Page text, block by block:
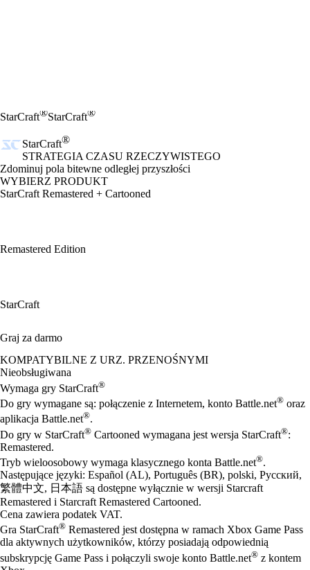
StarCraft®StarCraft®
StarCraft®
STRATEGIA CZASU RZECZYWISTEGO
Product Notification
Zdominuj pola bitewne odległej przyszłości
WYBIERZ PRODUKT
StarCraft Remastered + Cartooned
Remastered Edition
StarCraft
Graj za darmo
Available actions
KOMPATYBILNE Z URZ. PRZENOŚNYMI
Nieobsługiwana
Wymaga gry StarCraft®
Do gry wymagane są: połączenie z Internetem, konto Battle.net® oraz
aplikacja Battle.net®.
Do gry w StarCraft® Cartooned wymagana jest wersja StarCraft®:
Remastered.
Tryb wieloosobowy wymaga klasycznego konta Battle.net®.
Następujące języki: Español (AL), Português (BR), polski, Русский,
繁體中文, 日本語 są dostępne wyłącznie w wersji Starcraft
Remastered i Starcraft Remastered Cartooned.
Cena zawiera podatek VAT.
Gra StarCraft® Remastered jest dostępna w ramach Xbox Game Pass
dla aktywnych użytkowników, którzy posiadają odpowiednią
subskrypcję Game Pass i połączyli swoje konto Battle.net® z kontem